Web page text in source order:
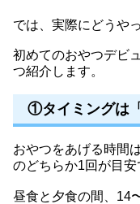
では、実際にどうや
初めてのおやつデビ
つ紹介します。
①タイミングは
おやつをあげる時間
のどちらか1回が目安
昼食と夕食の間、14